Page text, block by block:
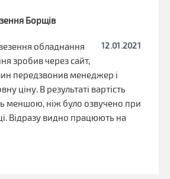
Борщів
12.01.2021
обладнання
зробив через сайт,
передзвонив менеджер і
ціну. В результаті вартість
меншою, ніж було озвучено при
Відразу видно працюють на